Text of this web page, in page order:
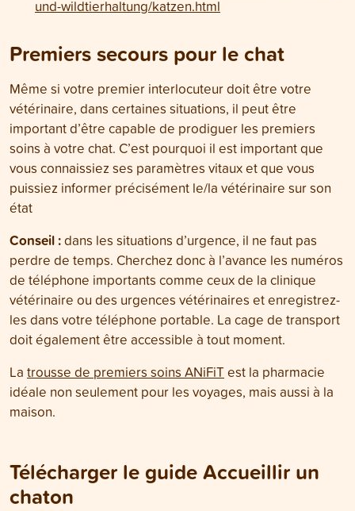
und-wildtierhaltung/katzen.html
Premiers secours pour le chat
Même si votre premier interlocuteur doit être votre
vétérinaire, dans certaines situations, il peut être
important d’être capable de prodiguer les premiers
soins à votre chat. C’est pourquoi il est important que
vous connaissiez ses paramètres vitaux et que vous
puissiez informer précisément le/la vétérinaire sur son
état
Conseil :dans les situations d’urgence, il ne faut pas
perdre de temps. Cherchez donc à l’avance les numéros
de téléphone importants comme ceux de la clinique
vétérinaire ou des urgences vétérinaires et enregistrez-
les dans votre téléphone portable. La cage de transport
doit également être accessible à tout moment.
La trousse de premiers soins ANiFiT est la pharmacie
idéale non seulement pour les voyages, mais aussi à la
maison.
Télécharger le guide Accueillir un
chaton